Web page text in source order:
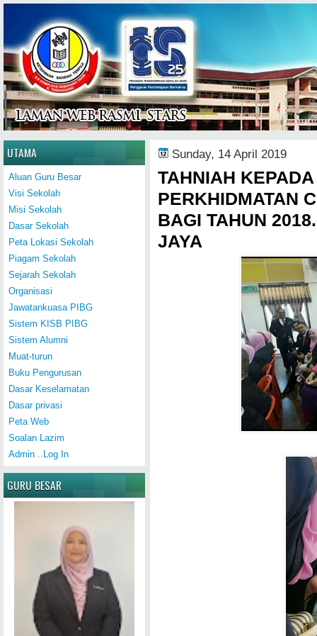
Home
Sunday, 14 April 2019
TAHNIAH
PERKHIDMATAN
BAGI TAHUN
JAYA
UTAMA
Aluan Guru Besar
Visi Sekolah
Misi Sekolah
Dasar Sekolah
Peta Lokasi Sekolah
Piagam Sekolah
Sejarah Sekolah
Organisasi
Jawatankuasa PIBG
Sistem KISB PIBG
Sistem Alumni
Muat-turun
Buku Pengurusan
Dasar Keselamatan
Dasar privasi
Peta Web
Soalan Lazim
Admin ..Log In
GURU BESAR